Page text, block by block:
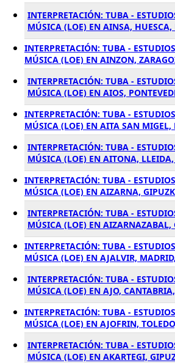
INTERPRETACIÓN: TUBA -
MÚSICA (LOE) EN AINSA, HUESCA,
INTERPRETACIÓN: TUBA -
MÚSICA (LOE) EN AINZON,
INTERPRETACIÓN: TUBA -
MÚSICA (LOE) EN AIOS,
INTERPRETACIÓN: TUBA -
MÚSICA (LOE) EN AITA SAN MIGEL,
INTERPRETACIÓN: TUBA -
MÚSICA (LOE) EN AITONA,
INTERPRETACIÓN: TUBA -
MÚSICA (LOE) EN AIZARNA,
INTERPRETACIÓN: TUBA -
MÚSICA (LOE) EN AIZARNAZABAL,
INTERPRETACIÓN: TUBA -
MÚSICA (LOE) EN AJALVIR,
INTERPRETACIÓN: TUBA -
MÚSICA (LOE) EN AJO,
INTERPRETACIÓN: TUBA -
MÚSICA (LOE) EN AJOFRIN,
INTERPRETACIÓN: TUBA -
MÚSICA (LOE) EN AKARTEGI,